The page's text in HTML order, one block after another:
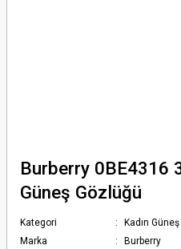
Burberry 0BE4316
Güneş Gözlüğü
Kategori
Kadın
Marka
Burberry